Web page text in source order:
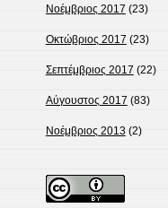
Νοέμβριος 2017 (23)
Οκτώβριος 2017 (23)
Σεπτέμβριος 2017 (22)
Αύγουστος 2017 (83)
Νοέμβριος 2013 (2)